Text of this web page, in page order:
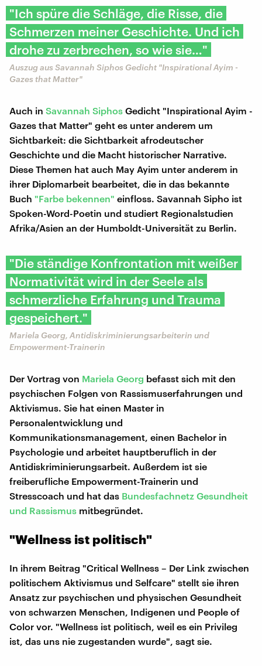
"Ich spüre die Schläge, die Risse, die
Schmerzen meiner Geschichte. Und ich
drohe zu zerbrechen, so wie sie…"
Auszug aus Savannah Siphos Gedicht "Inspirational Ayim -
Gazes that Matter"
Auch in Savannah Siphos Gedicht "Inspirational Ayim -
Gazes that Matter" geht es unter anderem um
Sichtbarkeit: die Sichtbarkeit afrodeutscher
Geschichte und die Macht historischer Narrative.
Diese Themen hat auch May Ayim unter anderem in
ihrer Diplomarbeit bearbeitet, die in das bekannte
Buch "Farbe bekennen" einfloss. Savannah Sipho ist
Spoken-Word-Poetin und studiert Regionalstudien
Afrika/Asien an der Humboldt-Universität zu Berlin.
"Die ständige Konfronta­tion mit weißer
Normativität wird in der Seele als
schmerzliche Erfahrung und Trauma
gespeichert."
Mariela Georg, Antidiskriminierungsarbeiterin und
Empowerment-Trainerin
Der Vortrag von Mariela Georg befasst sich mit den
psychischen Folgen von Rassismuserfahrungen und
Aktivismus. Sie hat einen Master in
Personalentwicklung und
Kommunikationsmanagement, einen Bachelor in
Psychologie und arbeitet hauptberuflich in der
Antidiskriminierungsarbeit. Außerdem ist sie
freiberufliche Empowerment-Trainerin und
Stresscoach und hat das Bundesfachnetz Gesundheit
und Rassismus mitbegründet.
"Wellness ist politisch"
In ihrem Beitrag "Critical Wellness – Der Link zwischen
politischem Aktivismus und Selfcare" stellt sie ihren
Ansatz zur psychischen und physischen Gesundheit
von schwarzen Menschen, Indigenen und People of
Color vor. "Wellness ist politisch, weil es ein Privileg
ist, das uns nie zugestanden wurde", sagt sie.